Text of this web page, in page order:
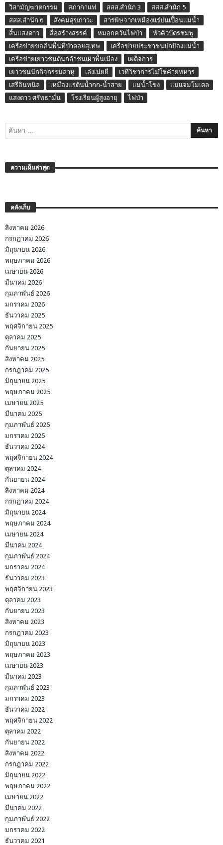
วิสามัญฆาตกรรม สภากาแฟ สสส.สำนัก 3
สสส.สำนัก 5
สสส.สำนัก 6
สังคมสุขภาวะ
สารพิษจากเหมืองแร่ปนเปื้อนแม่น้ำ
สิ้นแสงดาว
สื่อสร้างสรรค์ หมอกควันไฟป่า
หัวคิวบัตรชมพู
เครือข่ายขอคืนพื้นที่ป่าดอยสุเทพ
เครือข่ายประชาชนปกป้องแม่น้ำ
เครือข่ายเยาวชนต้นกล้าชนเผ่าพื้นเมือง
เผด็จการ
เยาวชนนักกิจกรรมลาหู่
เล่งเน่ยยี่
เวทีวิชาการไม่ใช่ค่ายทหาร
เสรีอินทนิล
เหมืองแร่ต้นน้ำกก-น้ำสาย แม่น้ำโขง
แม่แจ่มโมเดล
แสงดาว ศรัทธามั่น
โรงเรียนผู้สูงอายุ ไฟป่า
ความเห็นล่าสุด
คลังเก็บ
สิงหาคม 2026
กรกฎาคม 2026
มิถุนายน 2026
พฤษภาคม 2026
เมษายน 2026
มีนาคม 2026
กุมภาพันธ์ 2026
มกราคม 2026
ธันวาคม 2025
พฤศจิกายน 2025
ตุลาคม 2025
กันยายน 2025
สิงหาคม 2025
กรกฎาคม 2025
มิถุนายน 2025
พฤษภาคม 2025
เมษายน 2025
มีนาคม 2025
กุมภาพันธ์ 2025
มกราคม 2025
ธันวาคม 2024
พฤศจิกายน 2024
ตุลาคม 2024
กันยายน 2024
สิงหาคม 2024
กรกฎาคม 2024
มิถุนายน 2024
พฤษภาคม 2024
เมษายน 2024
มีนาคม 2024
กุมภาพันธ์ 2024
มกราคม 2024
ธันวาคม 2023
พฤศจิกายน 2023
ตุลาคม 2023
กันยายน 2023
สิงหาคม 2023
กรกฎาคม 2023
มิถุนายน 2023
พฤษภาคม 2023
เมษายน 2023
มีนาคม 2023
กุมภาพันธ์ 2023
มกราคม 2023
ธันวาคม 2022
พฤศจิกายน 2022
ตุลาคม 2022
กันยายน 2022
สิงหาคม 2022
กรกฎาคม 2022
มิถุนายน 2022
พฤษภาคม 2022
เมษายน 2022
มีนาคม 2022
กุมภาพันธ์ 2022
มกราคม 2022
ธันวาคม 2021